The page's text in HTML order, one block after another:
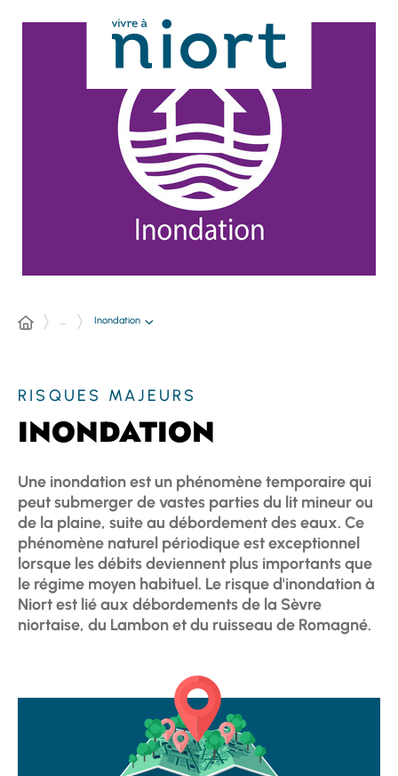
... Inondation
RISQUES MAJEURS
INONDATION
Une inondation est un phénomène temporaire qui
peut submerger de vastes parties du lit mineur ou
de la plaine, suite au débordement des eaux. Ce
phénomène naturel périodique est exceptionnel
lorsque les débits deviennent plus importants que
le régime moyen habituel. Le risque d'inondation à
Niort est lié aux débordements de la Sèvre
niortaise, du Lambon et du ruisseau de Romagné.